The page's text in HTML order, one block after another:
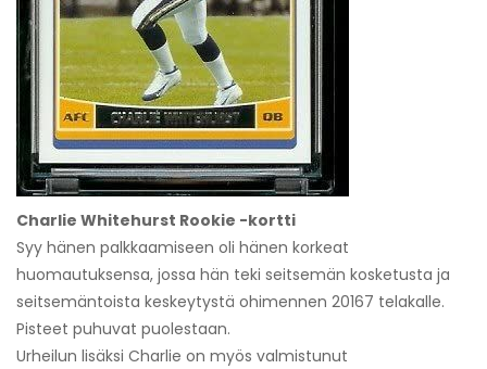
Charlie Whitehurst Rookie -kortti
Syy hänen palkkaamiseen oli hänen korkeat
huomautuksensa, jossa hän teki seitsemän kosketusta ja
seitsemäntoista keskeytystä ohimennen 20167 telakalle.
Pisteet puhuvat puolestaan.
Urheilun lisäksi Charlie on myös valmistunut